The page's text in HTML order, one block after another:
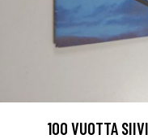
100 VUOTTA